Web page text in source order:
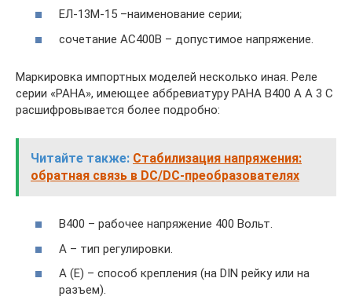
ЕЛ-13М-15 –наименование серии;
сочетание АС400В – допустимое напряжение.
Маркировка импортных моделей несколько иная. Реле
серии «PAHA», имеющее аббревиатуру PAHA B400 A A 3 C
расшифровывается более подробно:
Читайте также: Стабилизация напряжения:
обратная связь в DC/DC-преобразователях
B400 – рабочее напряжение 400 Вольт.
А – тип регулировки.
А (Е) – способ крепления (на DIN рейку или на
разъем).